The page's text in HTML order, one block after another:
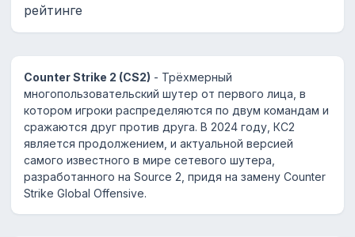
рейтинге
Counter Strike 2 (CS2) - Трёхмерный
многопользовательский шутер от первого лица, в
котором игроки распределяются по двум командам и
сражаются друг против друга. В 2024 году, КС2
является продолжением, и актуальной версией
самого известного в мире сетевого шутера,
разработанного на Source 2, придя на замену Counter
Strike Global Offensive.